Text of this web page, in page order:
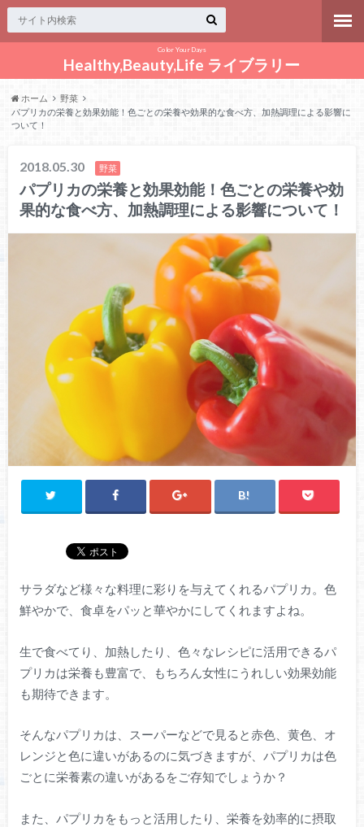
Color Your Days
Healthy,Beauty,Life ライブラリー
ホーム
野菜
パプリカの栄養と効果効能！色ごとの栄養や効果的な食べ方、加熱調理による影響に
ついて！
2018.05.30 野菜
パプリカの栄養と効果効能！色ごとの栄養や効
果的な食べ方、加熱調理による影響について！
サラダなど様々な料理に彩りを与えてくれるパプリカ。色
鮮やかで、食卓をパッと華やかにしてくれますよね。
生で食べてり、加熱したり、色々なレシピに活用できるパ
プリカは栄養も豊富で、もちろん女性にうれしい効果効能
も期待できます。
そんなパプリカは、スーパーなどで見ると赤色、黄色、オ
レンジと色に違いがあるのに気づきますが、パプリカは色
ごとに栄養素の違いがあるをご存知でしょうか？
また、パプリカをもっと活用したり、栄養を効率的に摂取